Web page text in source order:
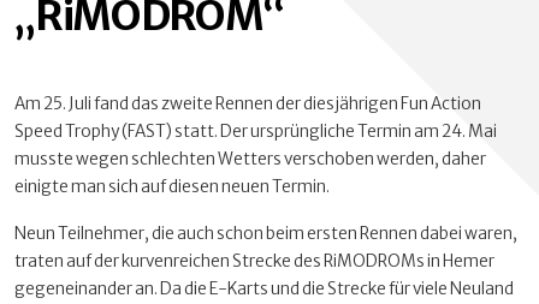
„RiMODROM“
Am 25. Juli fand das zweite Rennen der diesjährigen Fun Action
Speed Trophy (FAST) statt. Der ursprüngliche Termin am 24. Mai
musste wegen schlechten Wetters verschoben werden, daher
einigte man sich auf diesen neuen Termin.
Neun Teilnehmer, die auch schon beim ersten Rennen dabei waren,
traten auf der kurvenreichen Strecke des RiMODROMs in Hemer
gegeneinander an. Da die E-Karts und die Strecke für viele Neuland